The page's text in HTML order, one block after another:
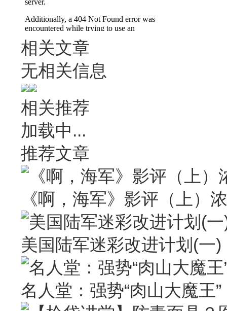
相关文章
无相关信息
相关推荐
加载中...
推荐文章
《啊，海军》影评（上）
美国陆军迷彩改进计划(一)
名人堂：强势“肉山大魔王